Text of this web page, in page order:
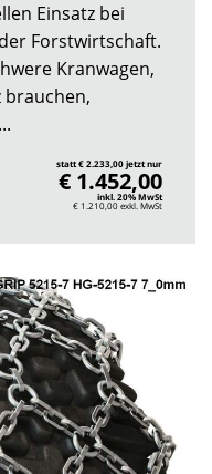
Einsatz bei
Forstwirtschaft.
Kranwagen,
brauchen,
statt € 2.233,00 jetzt nur
€ 1.452,00
inkl. 20% MwSt
€ 1.210,00exkl. MwSt